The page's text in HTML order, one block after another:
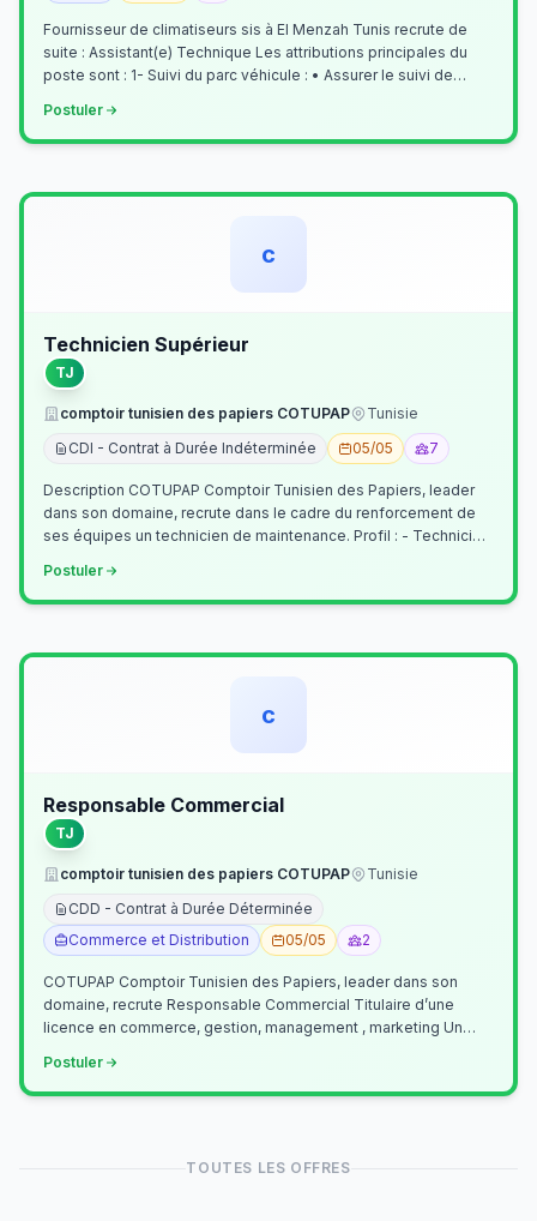
Fournisseur de climatiseurs sis à El Menzah Tunis recrute de
suite : Assistant(e) Technique Les attributions principales du
poste sont : 1- Suivi du parc véhicule : • Assurer le suivi de
Postuler
c
Technicien Supérieur
TJ
comptoir tunisien des papiers COTUPAP
Tunisie
CDI - Contrat à Durée Indéterminée
05/05 7
Description COTUPAP Comptoir Tunisien des Papiers, leader
dans son domaine, recrute dans le cadre du renforcement de
ses équipes un technicien de maintenance. Profil : - Technicien
Postuler
c
Responsable Commercial
TJ
comptoir tunisien des papiers COTUPAP
Tunisie
CDD - Contrat à Durée Déterminée
Commerce et Distribution
05/05 2
COTUPAP Comptoir Tunisien des Papiers, leader dans son
domaine, recrute Responsable Commercial Titulaire d’une
licence en commerce, gestion, management , marketing Un
Postuler
TOUTES LES OFFRES